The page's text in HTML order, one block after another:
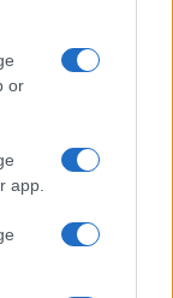
or
app.
ma il tour
ombelico del